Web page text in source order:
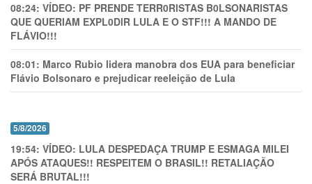
08:24: VÍDEO: PF PRENDE TERR0RlSTAS B0LSONARlSTAS
QUE QUERIAM EXPL0DlR LULA E O STF!!! A MANDO DE
FLÁVIO!!!
08:01: Marco Rubio lidera manobra dos EUA para beneficiar
Flávio Bolsonaro e prejudicar reeleição de Lula
5/8/2026
19:54: VÍDEO: LULA DESPEDAÇA TRUMP E ESMAGA MILEI
APÓS ATAQUES!! RESPEITEM O BRASIL!! RETALIAÇÃO
SERÁ BRUTAL!!!